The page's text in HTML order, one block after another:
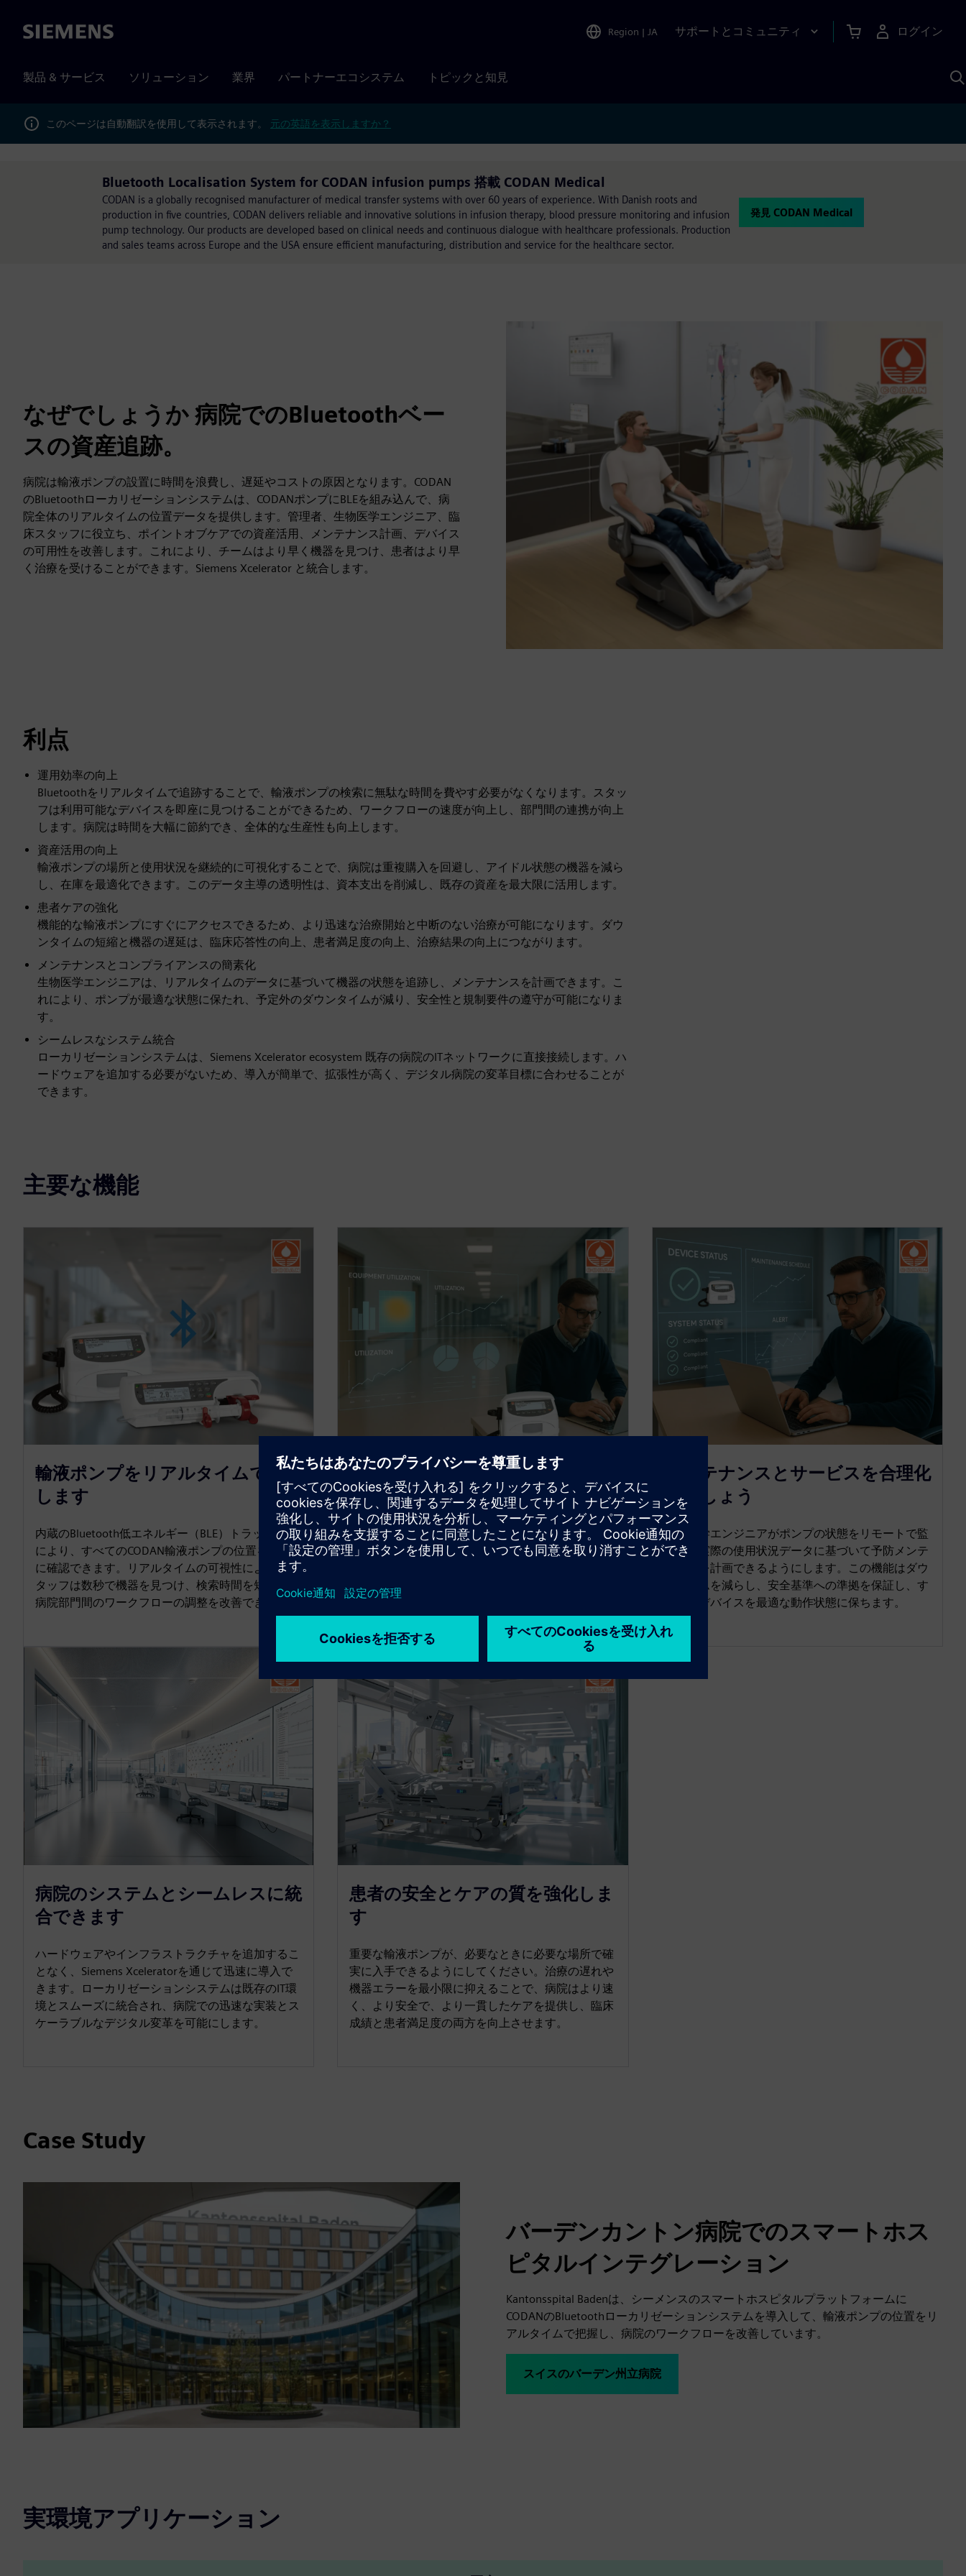
Siemens Region | JA サポートとコミュニティ ログイン
製品 & サービス ソリューション 業界 パートナーエコシステム トピックと知見
このページは自動翻訳を使用して表示されます。 元の英語を表示しますか？
Bluetooth Localisation System for CODAN infusion pumps 搭載 CODAN Medical
CODAN is a globally recognised manufacturer of medical transfer systems with over 60 years of experience. With Danish roots and
production in five countries, CODAN delivers reliable and innovative solutions in infusion therapy, blood pressure monitoring and infusion
pump technology. Our products are developed based on clinical needs and continuous dialogue with healthcare professionals. Production
and sales teams across Europe and the USA ensure efficient manufacturing, distribution and service for the healthcare sector.
発見 CODAN Medical
なぜでしょうか 病院でのBluetoothベー
スの資産追跡。
病院は輸液ポンプの設置に時間を浪費し、遅延やコストの原因となります。CODAN
のBluetoothローカリゼーションシステムは、CODANポンプにBLEを組み込んで、病
院全体のリアルタイムの位置データを提供します。管理者、生物医学エンジニア、臨
床スタッフに役立ち、ポイントオブケアでの資産活用、メンテナンス計画、デバイス
の可用性を改善します。これにより、チームはより早く機器を見つけ、患者はより早
く治療を受けることができます。Siemens Xcelerator と統合します。
利点
運用効率の向上
Bluetoothをリアルタイムで追跡することで、輸液ポンプの検索に無駄な時間を費やす必要がなくなります。スタッ
フは利用可能なデバイスを即座に見つけることができるため、ワークフローの速度が向上し、部門間の連携が向上
します。病院は時間を大幅に節約でき、全体的な生産性も向上します。
資産活用の向上
輸液ポンプの場所と使用状況を継続的に可視化することで、病院は重複購入を回避し、アイドル状態の機器を減ら
し、在庫を最適化できます。このデータ主導の透明性は、資本支出を削減し、既存の資産を最大限に活用します。
患者ケアの強化
機能的な輸液ポンプにすぐにアクセスできるため、より迅速な治療開始と中断のない治療が可能になります。ダウ
ンタイムの短縮と機器の遅延は、臨床応答性の向上、患者満足度の向上、治療結果の向上につながります。
メンテナンスとコンプライアンスの簡素化
生物医学エンジニアは、リアルタイムのデータに基づいて機器の状態を追跡し、メンテナンスを計画できます。こ
れにより、ポンプが最適な状態に保たれ、予定外のダウンタイムが減り、安全性と規制要件の遵守が可能になりま
す。
シームレスなシステム統合
ローカリゼーションシステムは、Siemens Xcelerator ecosystem 既存の病院のITネットワークに直接接続します。ハ
ードウェアを追加する必要がないため、導入が簡単で、拡張性が高く、デジタル病院の変革目標に合わせることが
できます。
主要な機能
輸液ポンプをリアルタイムで追跡
します
内蔵のBluetooth低エネルギー（BLE）トラッキング
により、すべてのCODAN輸液ポンプの位置を瞬時
に確認できます。リアルタイムの可視性により、ス
タッフは数秒で機器を見つけ、検索時間を短縮し、
病院部門間のワークフローの調整を改善できます。
機器の使用率を最適化します
継続的な使用状況データにアクセスして、ポンプが
どのように、どこに設置されているかを把握してく
ださい。病院は、アイドル状態の在庫を防ぎ、不要
することができます。
メンテナンスとサービスを合理化
しましょう
生物医学エンジニアがポンプの状態をリモートで監
視し、実際の使用状況データに基づいて予防メンテ
ナンスを計画できるようにします。この機能はダウ
ンタイムを減らし、安全基準への準拠を保証し、す
べてのデバイスを最適な動作状態に保ちます。
病院のシステムとシームレスに統
合できます
ハードウェアやインフラストラクチャを追加するこ
となく、Siemens Xceleratorを通じて迅速に導入で
きます。ローカリゼーションシステムは既存のIT環
境とスムーズに統合され、病院での迅速な実装とス
ケーラブルなデジタル変革を可能にします。
患者の安全とケアの質を強化しま
す
重要な輸液ポンプが、必要なときに必要な場所で確
実に入手できるようにしてください。治療の遅れや
機器エラーを最小限に抑えることで、病院はより速
く、より安全で、より一貫したケアを提供し、臨床
成績と患者満足度の両方を向上させます。
Case Study
バーデンカントン病院でのスマートホス
ピタルインテグレーション
Kantonsspital Badenは、シーメンスのスマートホスピタルプラットフォームに
CODANのBluetoothローカリゼーションシステムを導入して、輸液ポンプの位置をリ
アルタイムで把握し、病院のワークフローを改善しています。
スイスのバーデン州立病院
実環境アプリケーション